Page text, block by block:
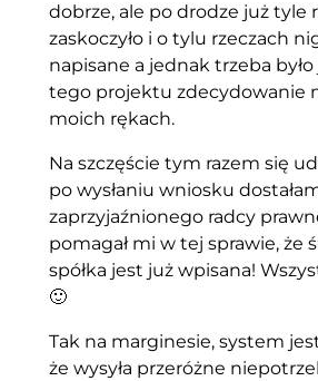
dobrze, ale po drodze już tyle
zaskoczyło i o tylu rzeczach
napisane a jednak trzeba było
tego projektu zdecydowanie
moich rękach.
Na szczęście tym razem się
po wysłaniu wniosku
zaprzyjaźnionego radcy
pomagał mi w tej sprawie, że
spółka jest już wpisana!
🙂
Tak na marginesie, system
że wysyła przeróżne